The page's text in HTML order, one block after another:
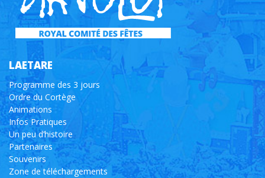
LAETARE
Programme des 3 jours
Ordre du Cortège
Animations
Infos Pratiques
Un peu d’histoire
Partenaires
Souvenirs
Zone de téléchargements